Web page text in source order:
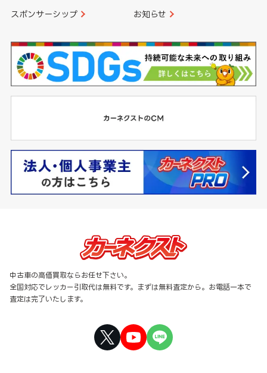
スポンサーシップ お知らせ
中古車の高価買取ならお任せ下さい。
全国対応でレッカー引取代は無料です。まずは無料査定から。お電話一本で
査定は完了いたします。